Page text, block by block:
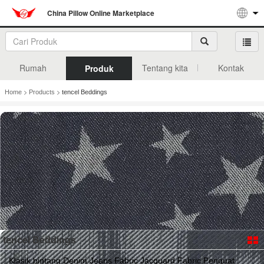
China Pillow Online Marketplace
Rumah Produk Tentang kita Kontak
Home > Products > tencel Beddings
tencel Beddings
Klasik bintang Denim Jeans Fabric Jacquard Fabric Penguat